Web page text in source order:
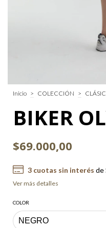
Inicio > COLECCIÓN >
BIKER
$69.000,00
3cuotas sin interés de
Ver más detalles
COLOR